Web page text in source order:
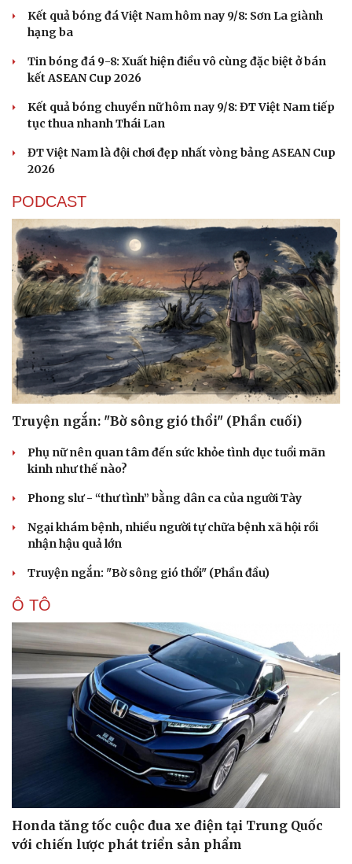
Kết quả bóng đá Việt Nam hôm nay 9/8: Sơn La giành
hạng ba
Tin bóng đá 9-8: Xuất hiện điều vô cùng đặc biệt ở bán
kết ASEAN Cup 2026
Kết quả bóng chuyền nữ hôm nay 9/8: ĐT Việt Nam tiếp
tục thua nhanh Thái Lan
ĐT Việt Nam là đội chơi đẹp nhất vòng bảng ASEAN Cup
2026
PODCAST
Truyện ngắn: "Bờ sông gió thổi" (Phần cuối)
Phụ nữ nên quan tâm đến sức khỏe tình dục tuổi mãn
kinh như thế nào?
Phong slư - “thư tình” bằng dân ca của người Tày
Ngại khám bệnh, nhiều người tự chữa bệnh xã hội rồi
nhận hậu quả lớn
Truyện ngắn: "Bờ sông gió thổi" (Phần đầu)
Ô TÔ
Honda tăng tốc cuộc đua xe điện tại Trung Quốc
với chiến lược phát triển sản phẩm